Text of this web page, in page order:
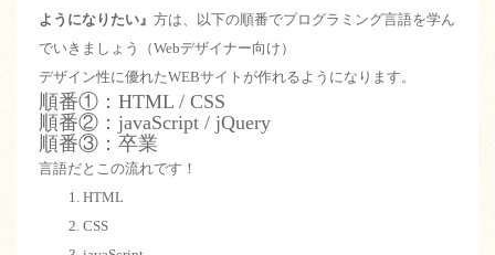
ようになりたい』 方は、以下の順番でプログラミング言語を学ん
でいきましょう（Webデザイナー向け）
デザイン性に優れたWEBサイトが作れるようになります。
順番①：HTML / CSS
順番②：javaScript / jQuery
順番③：卒業
言語だとこの流れです！
HTML
CSS